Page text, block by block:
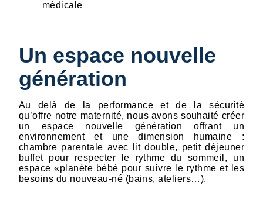
médicale
Un espace nouvelle
génération
Au delà de la performance et de la sécurité
qu’offre notre maternité, nous avons souhaité créer
un espace nouvelle génération offrant un
environnement et une dimension humaine :
chambre parentale avec lit double, petit déjeuner
buffet pour respecter le rythme du sommeil, un
espace «planète bébé pour suivre le rythme et les
besoins du nouveau-né (bains, ateliers…).